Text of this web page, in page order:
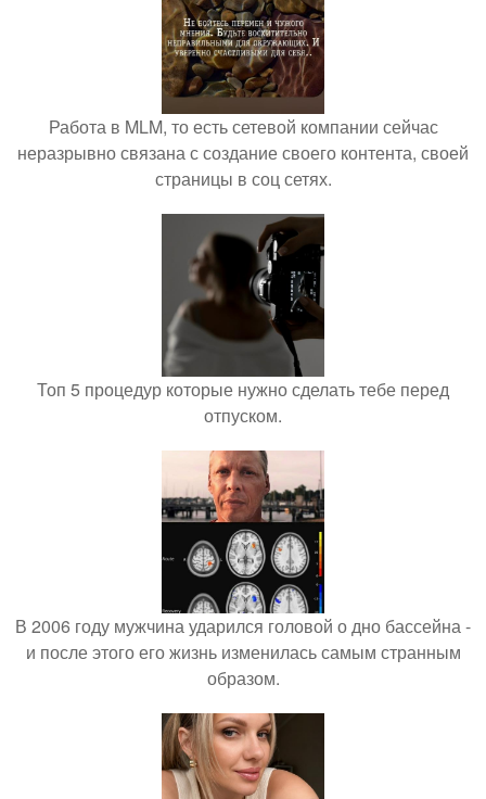
Работа в MLM, то есть сетевой компании сейчас
неразрывно связана с создание своего контента, своей
страницы в соц сетях.
Топ 5 процедур которые нужно сделать тебе перед
отпуском.
В 2006 году мужчина ударился головой о дно бассейна -
и после этого его жизнь изменилась самым странным
образом.